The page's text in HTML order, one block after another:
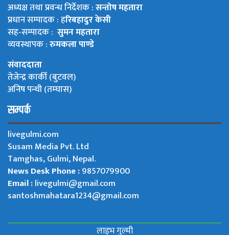
अध्यक्ष तथा प्रवन्ध निर्देशक :सन्तोष महतारा
प्रधान सम्पादक : हरिबहादुर केसी
सह-सम्पादक : सुमन महतारा
व्यवस्थापक :रुमकला पाण्डे
संवाददाता
तेजेन्द्र कार्की (बुटवल)
अनिष पन्थी (तम्घास)
सम्पर्क
livegulmi.com
Susam Media Pvt. Ltd
Tamghas, Gulmi, Nepal.
News Desk Phone :9857079900
Email :livegulmi@gmail.com
santoshmahatara1234@gmail.com
लाइभ गुल्मी